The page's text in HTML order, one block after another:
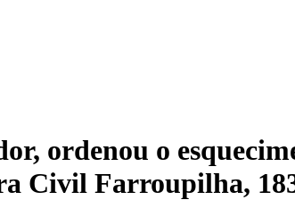
ordenou o
Civil Farroupilha,